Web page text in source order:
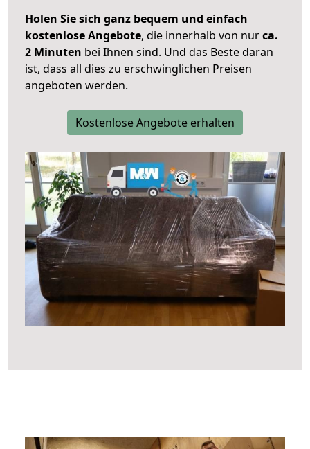
Holen Sie sich ganz bequem und einfach
kostenlose Angebote, die innerhalb von nurca.
2 Minuten bei Ihnen sind. Und das Beste daran
ist, dass all dies zu erschwinglichen Preisen
angeboten werden.
Kostenlose Angebote erhalten